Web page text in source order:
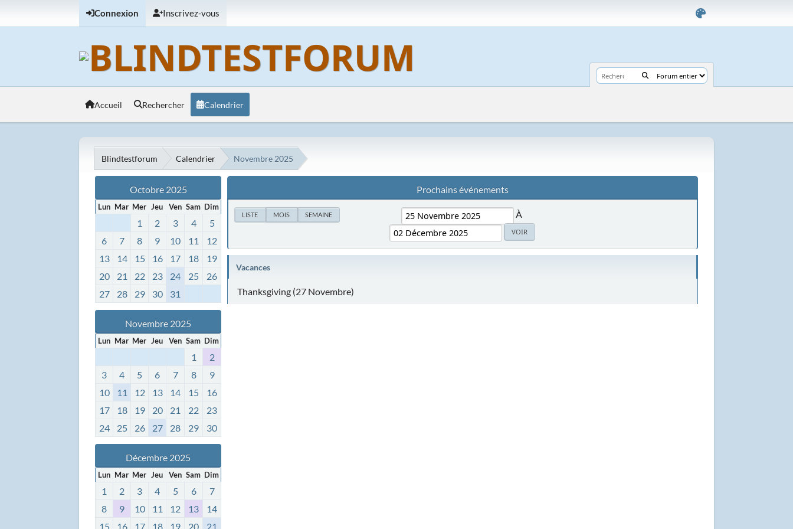
Connexion Inscrivez-vous
Accueil Rechercher Calendrier
Blindtestforum Calendrier Novembre 2025
Octobre 2025
Lun Mar Mer Jeu Ven Sam Dim
1 2 3 4
5
6
7 8 9 10 11
12
13
14 15 16 17 18
19
20
21 22 23 24 25
26
27
28 29 30 31
Novembre 2025
Lun Mar Mer Jeu Ven Sam Dim
1
2
3
4 5 6 7 8
9
10
11 12 13 14 15
16
17
18 19 20 21 22
23
24
25 26 27 28 29 30
Décembre 2025
Lun Mar Mer Jeu Ven Sam Dim
1 2 3 4 5 6
7
8
9 10 11 12 13
14
15
16 17 18 19 20 21
Prochains événements
LISTE MOIS SEMAINE À
Vacances
Thanksgiving (27 Novembre)